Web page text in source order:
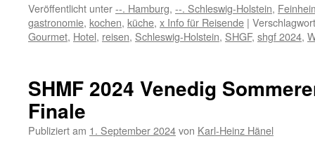
Veröffentlicht unter--. Hamburg, --. Schleswig-Holstein,
gastronomie, kochen, küche, x Info für Reisende |
Gourmet, Hotel, reisen, Schleswig-Holstein, SHGF, shgf 2024,
SHMF 2024 Venedig
Finale
Publiziert am 1. September 2024von Karl-Heinz Hänel